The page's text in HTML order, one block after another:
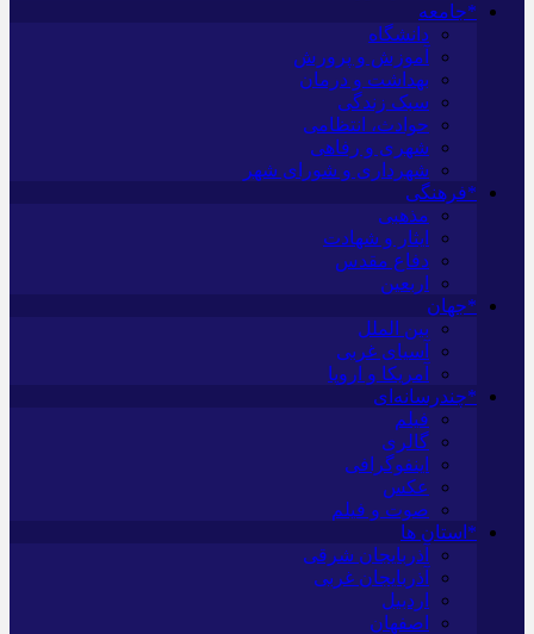
*جامعه
دانشگاه
آموزش و پرورش
بهداشت و درمان
سبک زندگی
حوادث، انتظامی
شهری و رفاهی
شهرداری و شورای شهر
*فرهنگی
مذهبی
ایثار و شهادت
دفاع مقدس
اربعین
*جهان
بین الملل
آسیای غربی
آمریکا و اروپا
*چندرسانه‌ای
فیلم
گالری
اینفوگرافی
عکس
صوت و فیلم
*استان ها
آذربایجان شرقی
آذربایجان غربی
اردبیل
اصفهان